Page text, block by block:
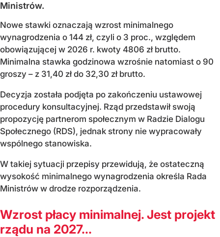
Ministrów.
Nowe stawki oznaczają wzrost minimalnego
wynagrodzenia o 144 zł, czyli o 3 proc., względem
obowiązującej w 2026 r. kwoty 4806 zł brutto.
Minimalna stawka godzinowa wzrośnie natomiast o 90
groszy – z 31,40 zł do 32,30 zł brutto.
Decyzja została podjęta po zakończeniu ustawowej
procedury konsultacyjnej. Rząd przedstawił swoją
propozycję partnerom społecznym w Radzie Dialogu
Społecznego (RDS), jednak strony nie wypracowały
wspólnego stanowiska.
W takiej sytuacji przepisy przewidują, że ostateczną
wysokość minimalnego wynagrodzenia określa Rada
Ministrów w drodze rozporządzenia.
Wzrost płacy minimalnej. Jest projekt
rządu na 2027...